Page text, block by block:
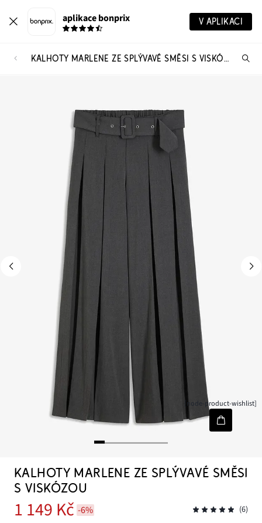
aplikace bonprix V APLIKACI
KALHOTY MARLENE ZE SPLÝVAVÉ SMĚSI S VISKÓZOU
[node-product-wishlist]
KALHOTY MARLENE ZE SPLÝVAVÉ SMĚSI
S VISKÓZOU
1 149 Kč -6% (6)